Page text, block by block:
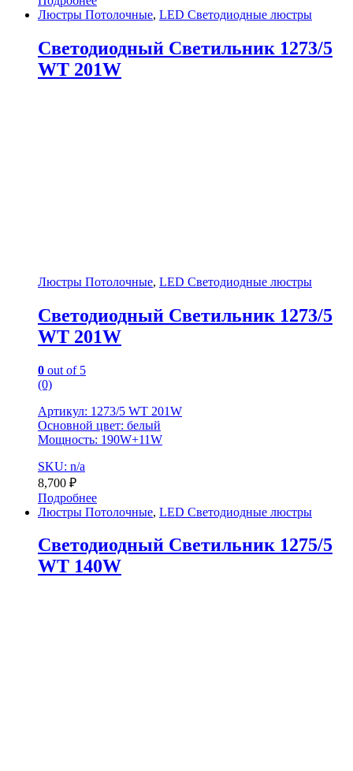
Люстры Потолочные, LED Светодиодные люстры
Светодиодный Светильник 1273/5
WT 201W
Люстры Потолочные, LED Светодиодные люстры
Светодиодный Светильник 1273/5
WT 201W
0 out of 5
(0)
Артикул: 1273/5 WT 201W
Основной цвет: белый
Мощность: 190W+11W
SKU: n/a
8,700 ₽
Подробнее
Люстры Потолочные, LED Светодиодные люстры
Светодиодный Светильник 1275/5
WT 140W